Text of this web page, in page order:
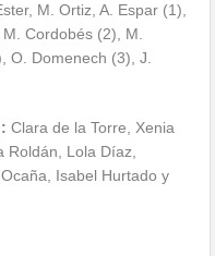
M. Ortiz, A. Espar (1),
Cordobés (2), M.
O. Domenech (3), J.
Clara de la Torre, Xenia
Roldán, Lola Díaz,
Isabel Hurtado y